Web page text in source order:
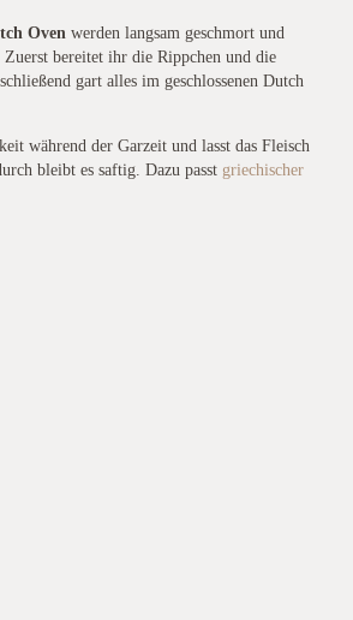
Oven werden langsam geschmort und
Zuerst bereitet ihr die Rippchen und die
gart alles im geschlossenen Dutch
während der Garzeit und lasst das Fleisch
bleibt es saftig. Dazu passt griechischer